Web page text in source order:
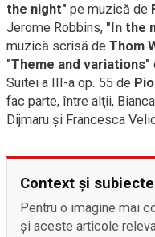
the night" pe muzică de
Jerome Robbins, "In the
muzică scrisă de Thom
"Theme and variations"
Suitei a III-a op. 55 de
fac parte, între alţii,
Dijmaru şi Francesca
Context și
Pentru o imagine mai
și aceste articole